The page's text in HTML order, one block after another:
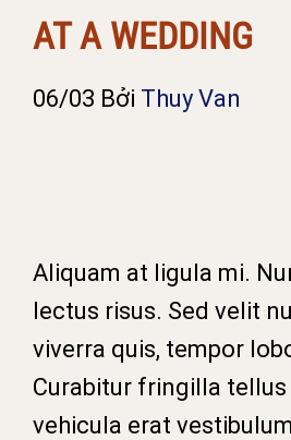
AT A WEDDING
06/03 Bởi Thuy Van
Aliquam at ligula mi.
lectus risus. Sed velit
viverra quis, tempor
Curabitur fringilla tellus
vehicula erat